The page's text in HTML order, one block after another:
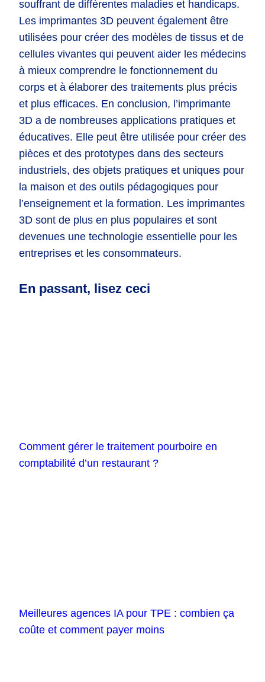
souffrant de différentes maladies et handicaps.
Les imprimantes 3D peuvent également être
utilisées pour créer des modèles de tissus et de
cellules vivantes qui peuvent aider les médecins
à mieux comprendre le fonctionnement du
corps et à élaborer des traitements plus précis
et plus efficaces. En conclusion, l’imprimante
3D a de nombreuses applications pratiques et
éducatives. Elle peut être utilisée pour créer des
pièces et des prototypes dans des secteurs
industriels, des objets pratiques et uniques pour
la maison et des outils pédagogiques pour
l’enseignement et la formation. Les imprimantes
3D sont de plus en plus populaires et sont
devenues une technologie essentielle pour les
entreprises et les consommateurs.
En passant, lisez ceci
Comment gérer le traitement pourboire en
comptabilité d’un restaurant ?
Meilleures agences IA pour TPE : combien ça
coûte et comment payer moins